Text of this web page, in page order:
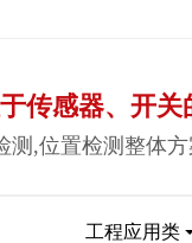
传感器、开关
测,位置检测整体
工程应用类